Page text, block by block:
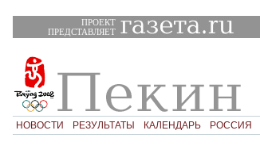
ПРОЕКТ
ПРЕДСТАВЛЯЕТ
НОВОСТИ РЕЗУЛЬТАТЫ КАЛЕНДАРЬ РОССИЯ